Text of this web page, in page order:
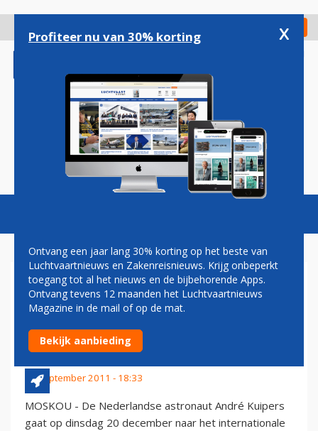
gaan
Check in
Magazine Podcasts Vacatures
LANCERING ASTRONAUT
ANDRÉ KUIPERS OP 20
DECEMBER
13 september 2011 - 18:33
MOSKOU - De Nederlandse astronaut André Kuipers
gaat op dinsdag 20 december naar het internationale
Profiteer nu van 30% korting x
Ontvang een jaar lang 30% korting op het beste van
Luchtvaartnieuws en Zakenreisnieuws. Krijg onbeperkt
toegang tot al het nieuws en de bijbehorende Apps.
Ontvang tevens 12 maanden het Luchtvaartnieuws
Magazine in de mail of op de mat.
Bekijk aanbieding